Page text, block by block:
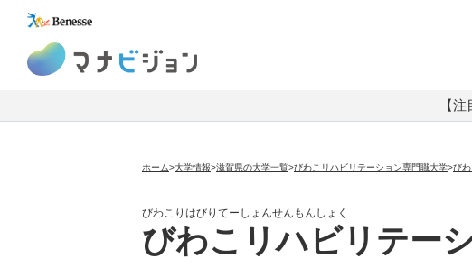
【
ホーム>大学情報>滋賀県の大学一覧>びわこリハビリテーション専門職大学>び
びわこりはびりてーしょんせんもんしょく
びわこリハビリテー